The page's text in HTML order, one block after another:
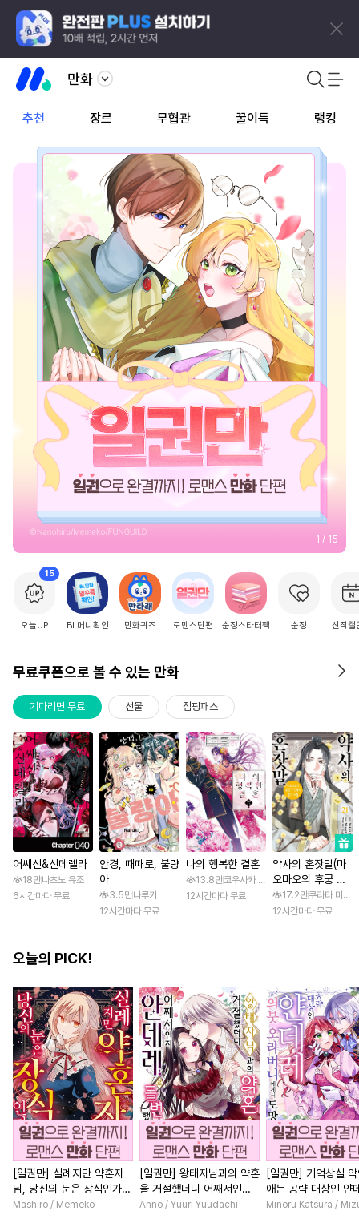
만화
추천 장르 무협관 꿀이득 랭킹
2 / 15
15
오늘UP BL머니확인 만화퀴즈 로맨스단편 순정스타터팩 순정 신작캘
무료쿠폰으로 볼 수 있는 만화
기다리면 무료 선물 점핑패스
어쌔신&신데렐라
18만나츠노 유조
6시간마다 무료
안경, 때때로, 불량
아
3.5만나루키
12시간마다 무료
나의 행복한 결혼
13.8만코우사카 리토 / 아기토기 아쿠미
12시간마다 무료
약사의 혼잣말(마
오마오의 후궁 수
수께끼 풀이수첩)
17.2만쿠라타 미노
12시간마다 무료
오늘의 PICK!
[일권만] 실례지만 약혼자
님, 당신의 눈은 장식인가
요? [단행본]
Mashiro / Memeko
[일권만] 왕태자님과의 약혼
을 거절했더니 어째서인지
얀데레로 돌변했습니다 [단
Anno / Yuuri Yuudachi
[일권만] 기억상실
애는 공략 대상인 얀
붓 오라버니에게서
Minoru Katsura /